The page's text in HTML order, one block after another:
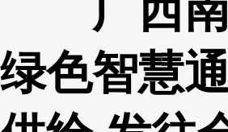
绿色智慧